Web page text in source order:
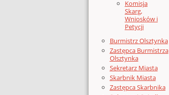
Komisja
Skarg,
Wniosków i
Petycji
Burmistrz Olsztynka
Zastępca Burmistrza
Olsztynka
Sekretarz Miasta
Skarbnik Miasta
Zastępca Skarbnika